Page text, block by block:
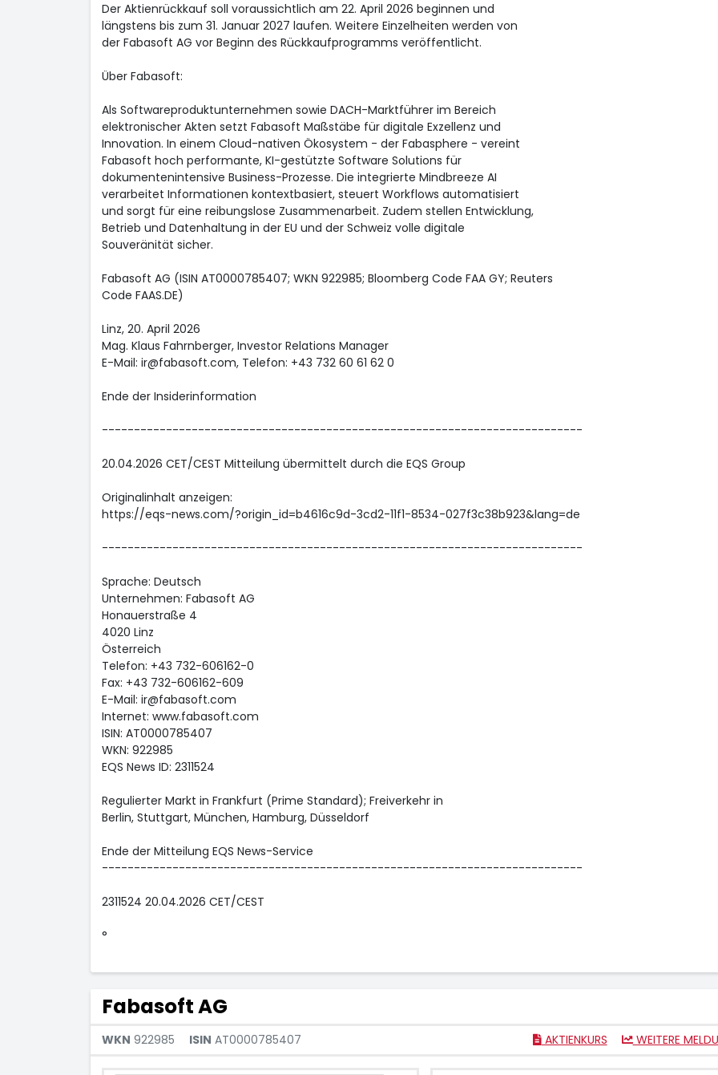
Der Aktienrückkauf soll voraussichtlich am 22. April 2026 beginnen und
längstens bis zum 31. Januar 2027 laufen. Weitere Einzelheiten werden von
der Fabasoft AG vor Beginn des Rückkaufprogramms veröffentlicht.
Über Fabasoft:
Als Softwareproduktunternehmen sowie DACH-Marktführer im Bereich
elektronischer Akten setzt Fabasoft Maßstäbe für digitale Exzellenz und
Innovation. In einem Cloud-nativen Ökosystem - der Fabasphere - vereint
Fabasoft hoch performante, KI-gestützte Software Solutions für
dokumentenintensive Business-Prozesse. Die integrierte Mindbreeze AI
verarbeitet Informationen kontextbasiert, steuert Workflows automatisiert
und sorgt für eine reibungslose Zusammenarbeit. Zudem stellen Entwicklung,
Betrieb und Datenhaltung in der EU und der Schweiz volle digitale
Souveränität sicher.
Fabasoft AG (ISIN AT0000785407; WKN 922985; Bloomberg Code FAA GY; Reuters
Code FAAS.DE)
Linz, 20. April 2026
Mag. Klaus Fahrnberger, Investor Relations Manager
E-Mail: ir@fabasoft.com, Telefon: +43 732 60 61 62 0
Ende der Insiderinformation
---------------------------------------------------------------------------
20.04.2026 CET/CEST Mitteilung übermittelt durch die EQS Group
Originalinhalt anzeigen:
https://eqs-news.com/?origin_id=b4616c9d-3cd2-11f1-8534-027f3c38b923&lang=de
---------------------------------------------------------------------------
Sprache: Deutsch
Unternehmen: Fabasoft AG
Honauerstraße 4
4020 Linz
Österreich
Telefon: +43 732-606162-0
Fax: +43 732-606162-609
E-Mail: ir@fabasoft.com
Internet: www.fabasoft.com
ISIN: AT0000785407
WKN: 922985
EQS News ID: 2311524
Regulierter Markt in Frankfurt (Prime Standard); Freiverkehr in
Berlin, Stuttgart, München, Hamburg, Düsseldorf
Ende der Mitteilung EQS News-Service
---------------------------------------------------------------------------
2311524 20.04.2026 CET/CEST
°
Fabasoft AG
WKN 922985 ISIN AT0000785407 AKTIENKURS WEITERE